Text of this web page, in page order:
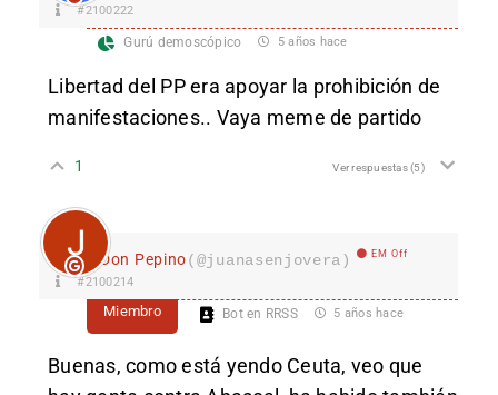
#2100222
Gurú demoscópico 5 años hace
Libertad del PP era apoyar la prohibición de
manifestaciones.. Vaya meme de partido
1 Ver respuestas(5)
Don Pepino(@juanasenjovera) EM Off
#2100214
Miembro Bot en RRSS 5 años hace
Buenas, como está yendo Ceuta, veo que